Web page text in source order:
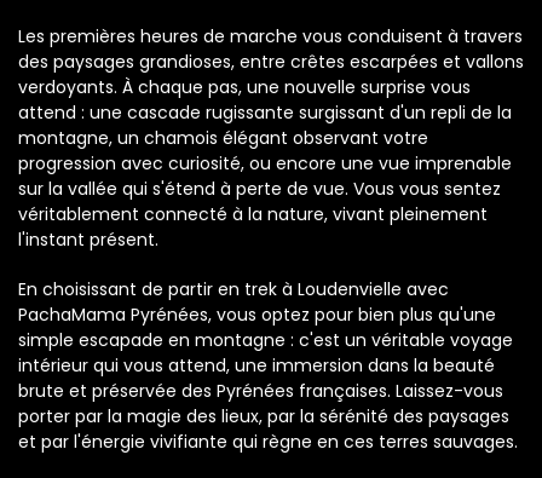
Les premières heures de marche vous conduisent à travers
des paysages grandioses, entre crêtes escarpées et vallons
verdoyants. À chaque pas, une nouvelle surprise vous
attend : une cascade rugissante surgissant d'un repli de la
montagne, un chamois élégant observant votre
progression avec curiosité, ou encore une vue imprenable
sur la vallée qui s'étend à perte de vue. Vous vous sentez
véritablement connecté à la nature, vivant pleinement
l'instant présent.
En choisissant de partir en trek à Loudenvielle avec
PachaMama Pyrénées, vous optez pour bien plus qu'une
simple escapade en montagne : c'est un véritable voyage
intérieur qui vous attend, une immersion dans la beauté
brute et préservée des Pyrénées françaises. Laissez-vous
porter par la magie des lieux, par la sérénité des paysages
et par l'énergie vivifiante qui règne en ces terres sauvages.